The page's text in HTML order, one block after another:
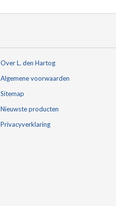
Over L. den Hartog
Algemene voorwaarden
Sitemap
Nieuwste producten
Privacyverklaring